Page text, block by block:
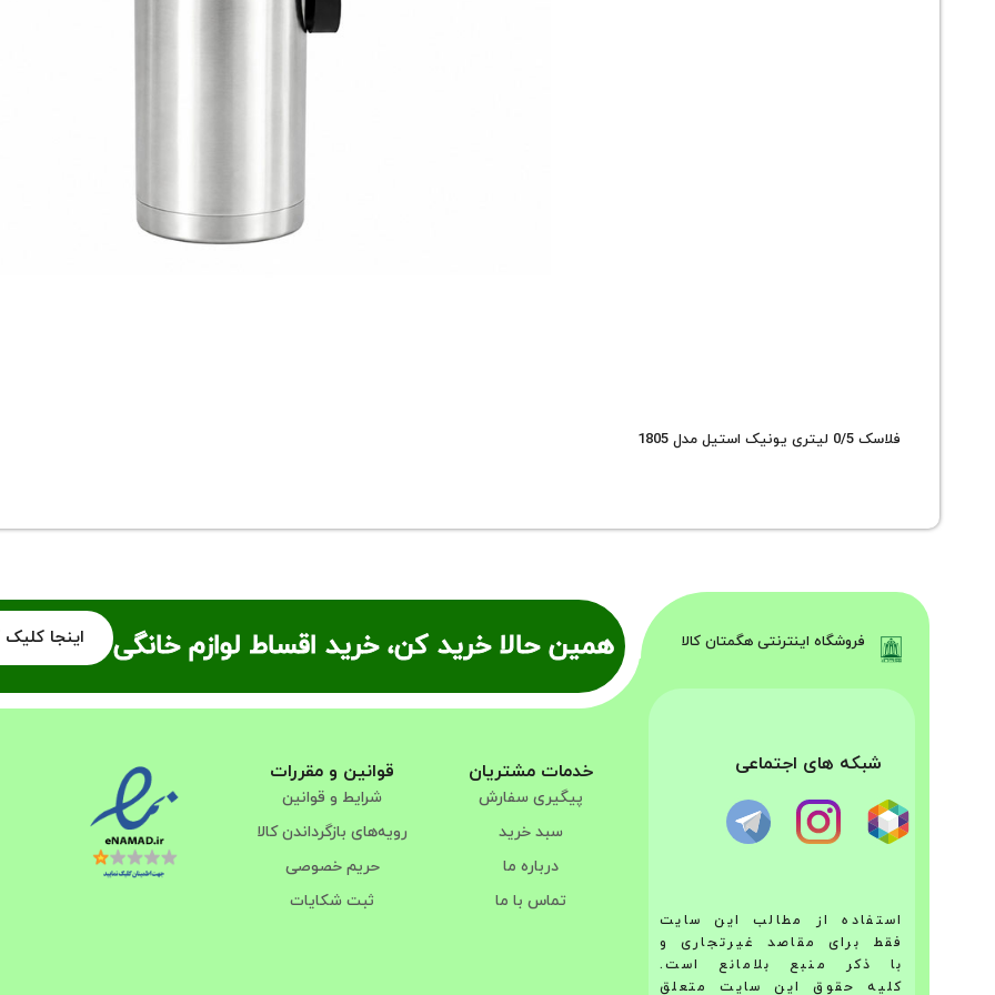
فلاسک 0/5 لیتری یونیک استیل مدل 1805
همین حالا خرید کن، خرید اقساط لوازم خانگی اینجا کلیک فروشگاه اینترنتی هگمتان کالا
شبکه های اجتماعی
استفاده از مطالب این سایت
فقط برای مقاصد غیرتجاری و
با ذکر منبع بلامانع است.
کلیه حقوق این سایت متعلق
خدمات مشتریان
پیگیری سفارش
سبد خرید
درباره ما
تماس با ما
قوانین و مقررات
شرایط و قوانین
رویه‌های بازگرداندن کالا
حریم خصوصی
ثبت شکایات